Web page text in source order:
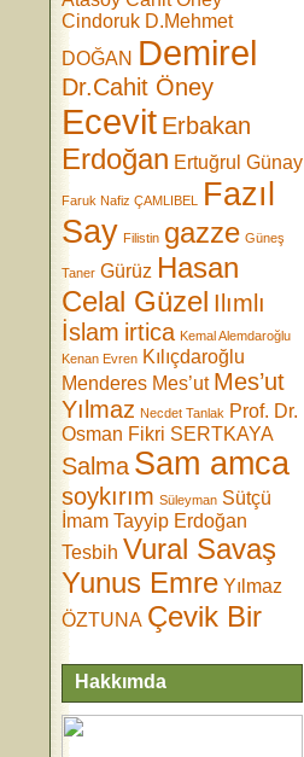
Cindoruk D.Mehmet
DOĞAN Demirel
Dr.Cahit Öney
Ecevit Erbakan
Erdoğan Ertuğrul Günay
Faruk Nafiz ÇAMLIBEL
Fazıl
Say Filistin gazze Güneş
Taner Gürüz Hasan
Celal Güzel Ilımlı
İslam irtica Kemal Alemdaroğlu
Kenan Evren Kılıçdaroğlu
Menderes Mes’ut Mes’ut
Yılmaz Necdet Tanlak Prof. Dr.
Osman Fikri SERTKAYA
Salma Sam amca
soykırım Süleyman Sütçü
İmam Tayyip Erdoğan
Tesbih Vural Savaş
Yunus Emre Yılmaz
ÖZTUNA Çevik Bir
Hakkımda